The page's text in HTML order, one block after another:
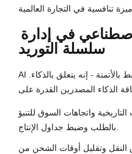
في إدارة
سلسلة التوريد
AI في إدارة سلسلة التوريد لا يتعلق فقط بالأتمتة - إنه يتعلق بالذكاء.
التاريخية واتجاهات السوق للتنبؤ
بالطلب وضبط جداول الإنتاج.
وتقليل أوقات الشحن من